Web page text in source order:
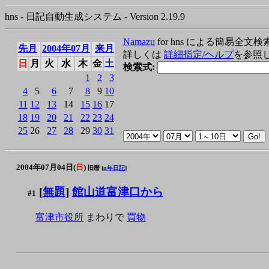
hns - 日記自動生成システム - Version 2.19.9
先月 2004年07月
来月
日
月 火 水 木 金 土
1
2
3
4
5 6 7 8 9 10
11 12 13 14 15 16 17
18 19 20 21 22 23 24
25 26 27 28 29 30 31
Namazu for hns による簡易全文検
詳しくは 詳細指定/ヘルプを参照
検索式:
2004年07月04日( 日 ) 旧暦 [n年日記]
#1 [無題] 館山道富津口から
富津市役所 まわりで 買物